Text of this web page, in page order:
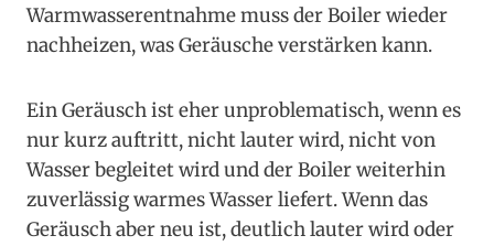
Warmwasserentnahme muss der Boiler wieder
nachheizen, was Geräusche verstärken kann.
Ein Geräusch ist eher unproblematisch, wenn es
nur kurz auftritt, nicht lauter wird, nicht von
Wasser begleitet wird und der Boiler weiterhin
zuverlässig warmes Wasser liefert. Wenn das
Geräusch aber neu ist, deutlich lauter wird oder